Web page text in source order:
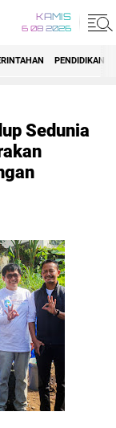
KAMIS
6 08 2026
PENDIDIKAN
Sedunia